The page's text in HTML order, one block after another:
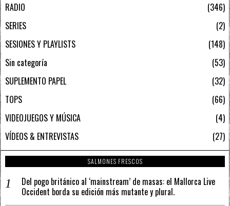
RADIO
346
SERIES
2
SESIONES Y PLAYLISTS
148
Sin categoría
53
SUPLEMENTO PAPEL
32
TOPS
66
VIDEOJUEGOS Y MÚSICA
4
VÍDEOS & ENTREVISTAS
27
SALMONES FRESCOS
Del pogo británico al ‘mainstream’ de masas: el Mallorca Live
Occident borda su edición más mutante y plural.